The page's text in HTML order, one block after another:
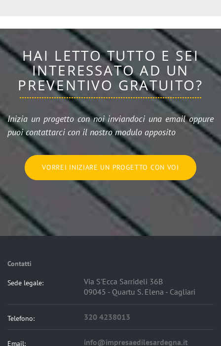
HAI LETTO TUTTO E SEI
INTERESSATO AD UN
PREVENTIVO GRATUITO?
Inizia un progetto con noi inviandoci una email oppure
puoi contattarci con il nostro modulo apposito
VORREI INIZIARE UN PROGETTO CON VOI
Contatti
Sede legale:
Via S'Ecca Sarrideli 36B
09045 - Quartu S. Elena - Cagliari
Telefono: 320 4238013
Email: info@impresaedilesardegna.it